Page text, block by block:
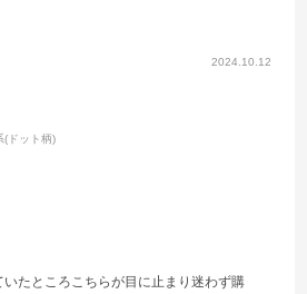
2024.10.12
(ドット柄)
たところこちらが目に止まり迷わず購